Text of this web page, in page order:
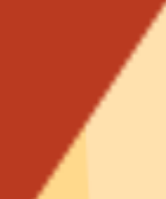
et réparation de
ou ardoise :